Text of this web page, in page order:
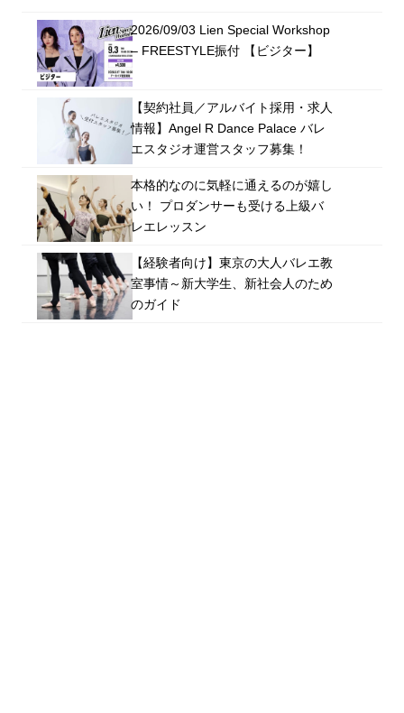
2026/09/03 Lien Special Workshop
– FREESTYLE振付 【ビジター】
【契約社員／アルバイト採用・求人
情報】Angel R Dance Palace バレ
エスタジオ運営スタッフ募集！
本格的なのに気軽に通えるのが嬉し
い！ プロダンサーも受ける上級バ
レエレッスン
【経験者向け】東京の大人バレエ教
室事情～新大学生、新社会人のため
のガイド